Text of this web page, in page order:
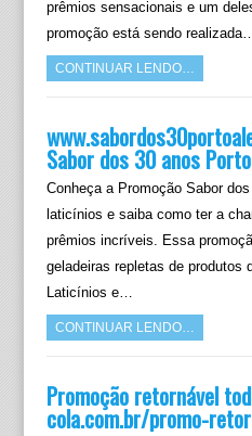
prêmios sensacionais e um
promoção está sendo
CONTINUAR LENDO…
Sabor dos 30 anos
Conheça a Promoção Sabor
laticínios e saiba como ter a
prêmios incríveis. Essa
geladeiras repletas de produtos
Laticínios e…
CONTINUAR LENDO…
Promoção retornável
cola.com.br/promo-